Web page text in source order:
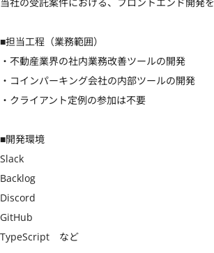
■担当工程（業務範囲）
・不動産業界の社内業務改善ツールの開発
・コインパーキング会社の内部ツールの開発
・クライアント定例の参加は不要
■開発環境
Slack
Backlog
Discord
GitHub
TypeScript　など